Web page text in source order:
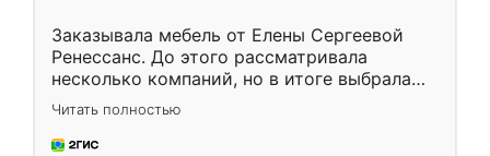
Заказывала мебель от Елены Сергеевой
Ренессанс. До этого рассматривала
несколько компаний, но в итоге выбрала
эту. Сначала обговорили условия, потом
приехал замерщик, всё спокойно объяснил
и снял размеры. Изготовили в срок, с
Читать полностью